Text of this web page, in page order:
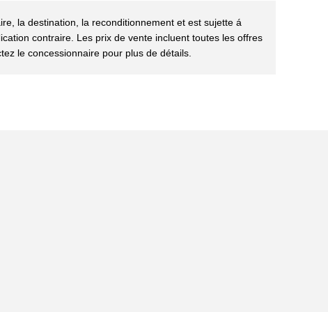
la destination, la reconditionnement et est sujette á
contraire. Les prix de vente incluent toutes les offres
le concessionnaire pour plus de détails.